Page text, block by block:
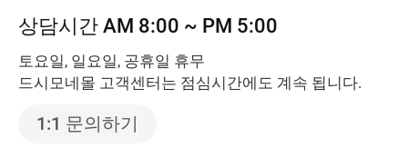
상담시간 AM 8:00 ~ PM 5:00
토요일, 일요일, 공휴일 휴무
드시모네몰 고객센터는 점심시간에도 계속 됩니다.
1:1 문의하기